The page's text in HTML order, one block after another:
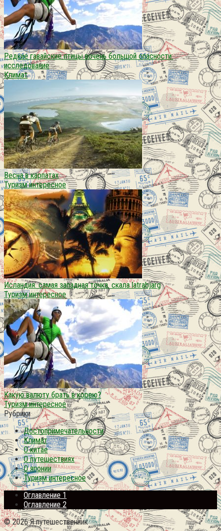
Редкие гавайские птицы вочень большой опасности:
исследование
Климат
Весна в карпатах
Туризм интересное
Исландия. самая западная точка. скала latrabjarg
Туризм интересное
Какую валюту брать в корею?
Туризм интересное
Рубрики
Достопримечательности
Климат
О китае
О путешествиях
О японии
Туризм интересное
Оглавление 1
Оглавление 2
© 2026 Я путешественник